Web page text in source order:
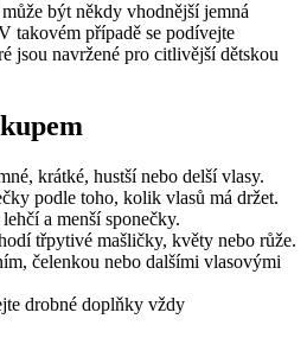
být někdy vhodnější jemná
takovém případě se podívejte
jsou navržené pro citlivější dětskou
krátké, hustší nebo delší vlasy.
podle toho, kolik vlasů má držet.
a menší sponečky.
třpytivé mašličky, květy nebo růže.
čelenkou nebo dalšími vlasovými
drobné doplňky vždy